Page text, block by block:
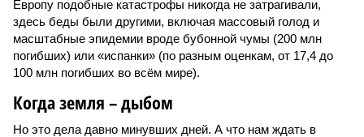
Европу подобные катастрофы никогда не затрагивали,
здесь беды были другими, включая массовый голод и
масштабные эпидемии вроде бубонной чумы (200 млн
погибших) или «испанки» (по разным оценкам, от 17,4 до
100 млн погибших во всём мире).
Когда земля – дыбом
Но это дела давно минувших дней. А что нам ждать в